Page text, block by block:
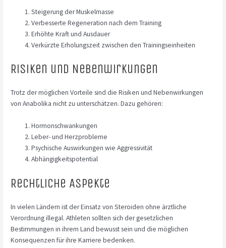
Steigerung der Muskelmasse
Verbesserte Regeneration nach dem Training
Erhöhte Kraft und Ausdauer
Verkürzte Erholungszeit zwischen den Trainingseinheiten
Risiken und Nebenwirkungen
Trotz der möglichen Vorteile sind die Risiken und Nebenwirkungen
von Anabolika nicht zu unterschätzen. Dazu gehören:
Hormonschwankungen
Leber- und Herzprobleme
Psychische Auswirkungen wie Aggressivität
Abhängigkeitspotential
Rechtliche Aspekte
In vielen Ländern ist der Einsatz von Steroiden ohne ärztliche
Verordnung illegal. Athleten sollten sich der gesetzlichen
Bestimmungen in ihrem Land bewusst sein und die möglichen
Konsequenzen für ihre Karriere bedenken.